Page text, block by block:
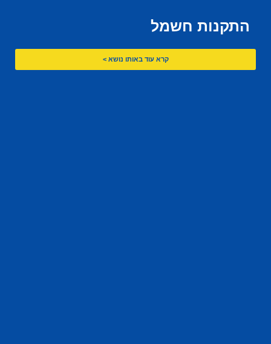
התקנות חשמל
קרא עוד באותו נושא >